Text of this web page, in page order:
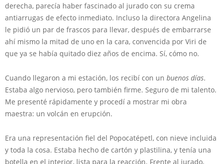
derecha, parecía haber fascinado al jurado con su crema
antiarrugas de efecto inmediato. Incluso la directora Angelina
le pidió un par de frascos para llevar, después de embarrarse
ahí mismo la mitad de uno en la cara, convencida por Viri de
que ya se había quitado diez años de encima. Sí, cómo no.
Cuando llegaron a mi estación, los recibí con un buenos días.
Estaba algo nervioso, pero también firme. Seguro de mi talento.
Me presenté rápidamente y procedí a mostrar mi obra
maestra: un volcán en erupción.
Era una representación fiel del Popocatépetl, con nieve incluida
y toda la cosa. Estaba hecho de cartón y plastilina, y tenía una
botella en el interior, lista para la reacción. Frente al jurado,